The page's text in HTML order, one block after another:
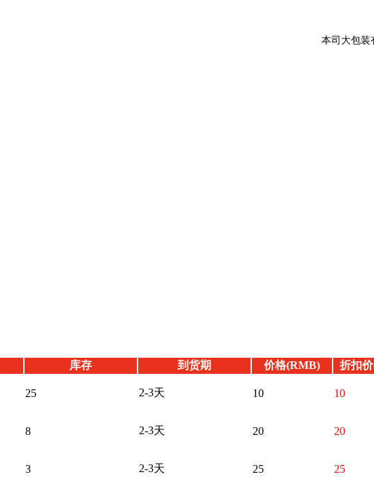
本司大包装有
库存 到货期 价格(RMB) 折扣
25 2-3天 10 10
8 2-3天 20 20
3 2-3天 25 25